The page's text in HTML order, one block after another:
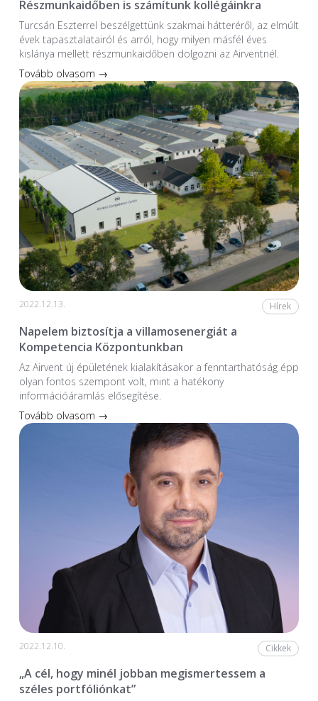
Részmunkaidőben is számítunk kollégáinkra
Turcsán Eszterrel beszélgettünk szakmai hátteréről, az elmúlt
évek tapasztalatairól és arról, hogy milyen másfél éves
kislánya mellett részmunkaidőben dolgozni az Airventnél.
Tovább olvasom →
2022.12.13. Hírek
Napelem biztosítja a villamosenergiát a
Kompetencia Központunkban
Az Airvent új épületének kialakításakor a fenntarthatóság épp
olyan fontos szempont volt, mint a hatékony
információáramlás elősegítése.
Tovább olvasom →
2022.12.10. Cikkek
„A cél, hogy minél jobban megismertessem a
széles portfóliónkat”